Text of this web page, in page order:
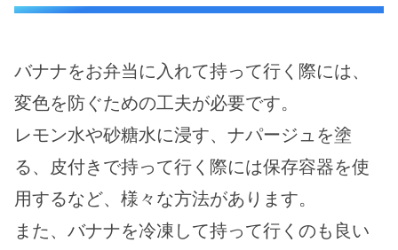
バナナをお弁当に入れて持って行く際には、
変色を防ぐための工夫が必要です。
レモン水や砂糖水に浸す、ナパージュを塗
る、皮付きで持って行く際には保存容器を使
用するなど、様々な方法があります。
また、バナナを冷凍して持って行くのも良い